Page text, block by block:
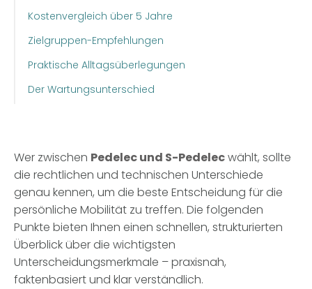
Kostenvergleich über 5 Jahre
Zielgruppen-Empfehlungen
Praktische Alltagsüberlegungen
Der Wartungsunterschied
Wer zwischen Pedelec und S-Pedelecwählt, sollte
die rechtlichen und technischen Unterschiede
genau kennen, um die beste Entscheidung für die
persönliche Mobilität zu treffen. Die folgenden
Punkte bieten Ihnen einen schnellen, strukturierten
Überblick über die wichtigsten
Unterscheidungsmerkmale – praxisnah,
faktenbasiert und klar verständlich.